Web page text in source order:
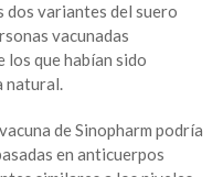
dos variantes del suero
vacunadas
los que habían sido
natural.
de Sinopharm podría
en anticuerpos